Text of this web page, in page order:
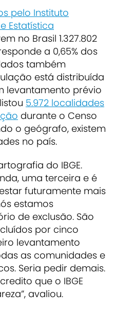
pelo Instituto
Estatística
no Brasil 1.327.802
a 0,65% dos
também
está distribuída
levantamento prévio
5.972 localidades
durante o Censo
o geógrafo, existem
no país.
do IBGE.
uma terceira e é
futuramente mais
estamos
de exclusão. São
por cinco
levantamento
as comunidades e
Seria pedir demais.
que o IBGE
avaliou.